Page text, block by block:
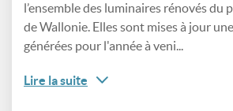
l’ensemble des luminaires rénovés du
de Wallonie. Elles sont mises à jour
générées pour l'année à veni...
Lire la suite